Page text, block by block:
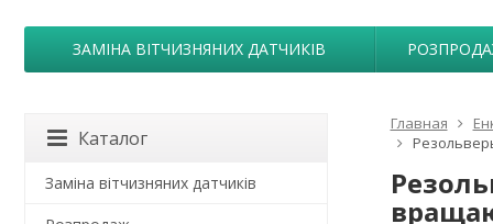
ЗАМІНА ВІТЧИЗНЯНИХ ДАТЧИКІВ
Главная
Каталог
Заміна вітчизняних датчиків